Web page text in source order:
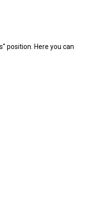
position. Here you can